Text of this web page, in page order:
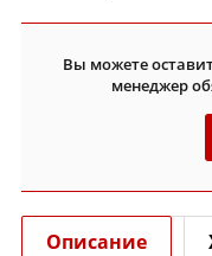
Вы можете
менеджер
Описание